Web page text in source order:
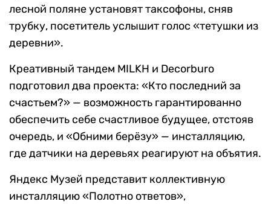
лесной поляне установят таксофоны, сняв
трубку, посетитель услышит голос «тетушки из
деревни».
Креативный тандем MILKH и Decorburo
подготовил два проекта: «Кто последний за
счастьем?» — возможность гарантированно
обеспечить себе счастливое будущее, отстояв
очередь, и «Обними берёзу» — инсталляцию,
где датчики на деревьях реагируют на объятия.
Яндекс Музей представит коллективную
инсталляцию «Полотно ответов»,